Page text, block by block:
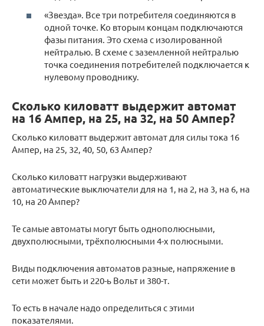
«Звезда». Все три потребителя соединяются в
одной точке. Ко вторым концам подключаются
фазы питания. Это схема с изолированной
нейтралью. В схеме с заземленной нейтралью
точка соединения потребителей подключается к
нулевому проводнику.
Сколько киловатт выдержит автомат
на 16 Ампер, на 25, на 32, на 50 Ампер?
Сколько киловатт выдержит автомат для силы тока 16
Ампер, на 25, 32, 40, 50, 63 Ампер?
Сколько киловатт нагрузки выдерживают
автоматические выключатели для на 1, на 2, на 3, на 6, на
10, на 20 Ампер?
Те самые автоматы могут быть однополюсными,
двухполюсными, трёхполюсными 4-х полюсными.
Виды подключения автоматов разные, напряжение в
сети может быть и 220-ь Вольт и 380-т.
То есть в начале надо определиться с этими
показателями.